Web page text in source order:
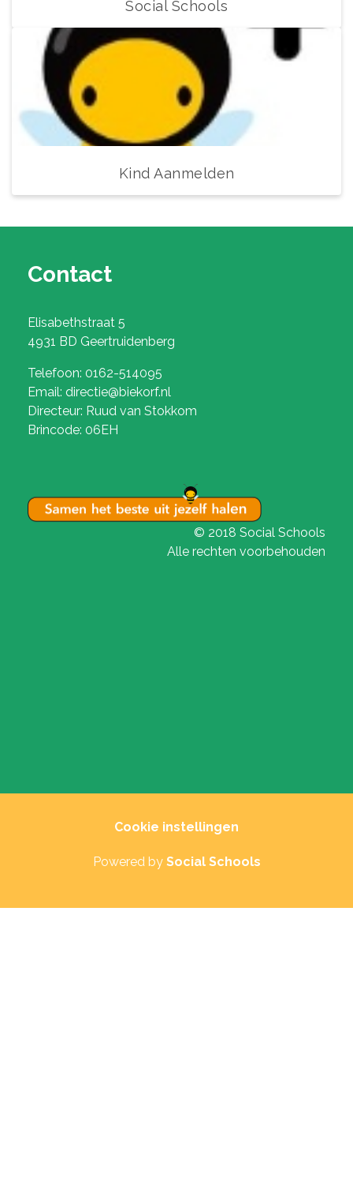
Social Schools
Kind Aanmelden
Contact
Elisabethstraat 5
4931 BD Geertruidenberg
Telefoon: 0162-514095
Email: directie@biekorf.nl
Directeur: Ruud van Stokkom
Brincode: 06EH
© 2018 Social Schools
Alle rechten voorbehouden
Cookie instellingen
Powered by Social Schools